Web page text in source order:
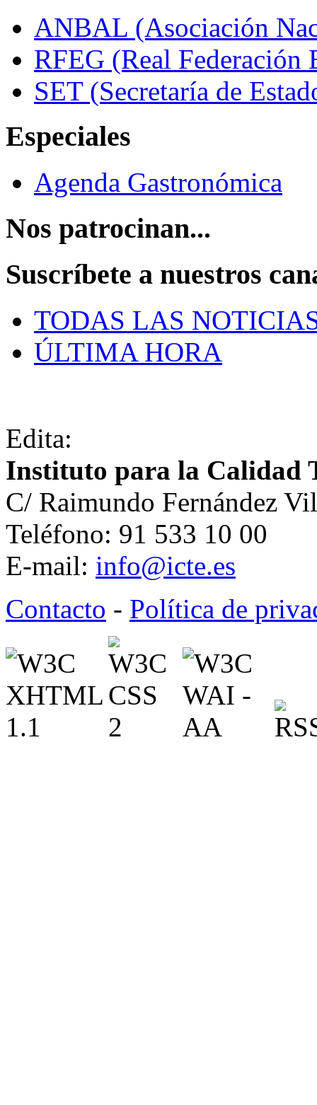
ANBAL (Asociación
RFEG (Real Federación
SET (Secretaría de
Especiales
Agenda Gastronómica
Nos patrocinan...
Suscríbete a nuestros
TODAS LAS
ÚLTIMA HORA
Edita:
Instituto para la Calidad
C/ Raimundo Fernández
Teléfono: 91 533 10 00
E-mail: info@icte.es
Contacto - Política de